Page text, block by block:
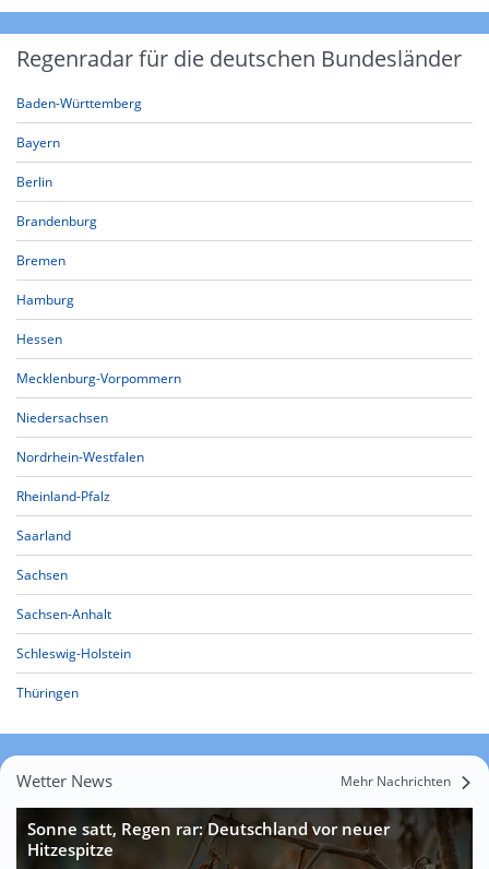
Regenradar für die deutschen Bundesländer
Baden-Württemberg
Bayern
Berlin
Brandenburg
Bremen
Hamburg
Hessen
Mecklenburg-Vorpommern
Niedersachsen
Nordrhein-Westfalen
Rheinland-Pfalz
Saarland
Sachsen
Sachsen-Anhalt
Schleswig-Holstein
Thüringen
Wetter News Mehr Nachrichten
Sonne satt, Regen rar: Deutschland vor neuer
Hitzespitze